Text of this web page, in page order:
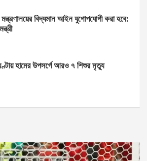
বিদ্যমান আইন যুগোপযোগী করা হবে:
হামের উপসর্গে আরও ৭ শিশুর মৃত্যু